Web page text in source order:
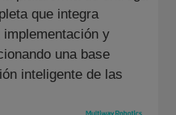
que integra
y
una base
inteligente de las